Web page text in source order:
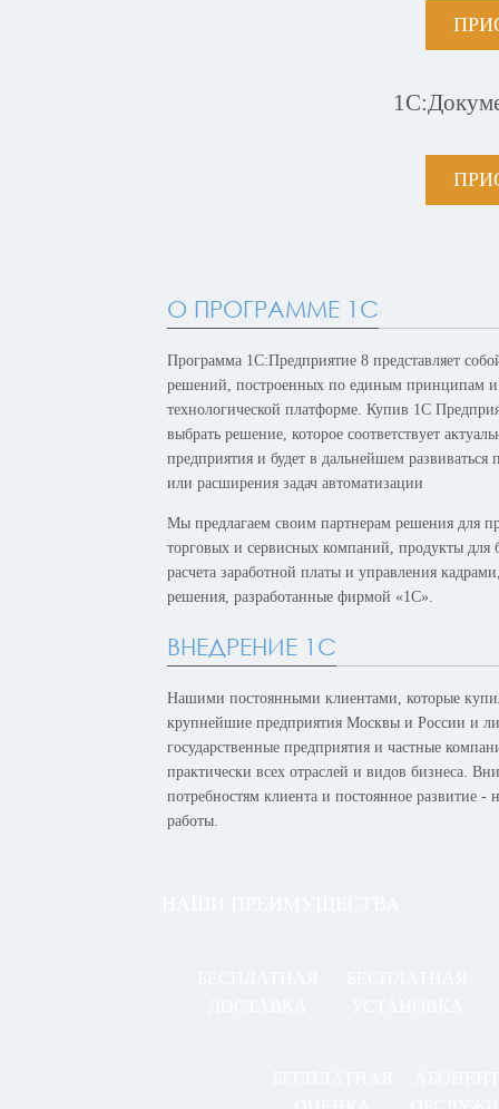
О ПРОГРАММЕ 1С
Программа 1С:Предприятие 8 представляет
решений, построенных по единым принципам
технологической платформе. Купив 1С
выбрать решение, которое соответствует
предприятия и будет в дальнейшем развиваться
или расширения задач автоматизации
Мы предлагаем своим партнерам решения для
торговых и сервисных компаний, продукты для
расчета заработной платы и управления
решения, разработанные фирмой «1С».
ВНЕДРЕНИЕ 1С
Нашими постоянными клиентами, которые
крупнейшие предприятия Москвы и России и
государственные предприятия и частные
практически всех отраслей и видов бизнеса.
потребностям клиента и постоянное развитие
работы.